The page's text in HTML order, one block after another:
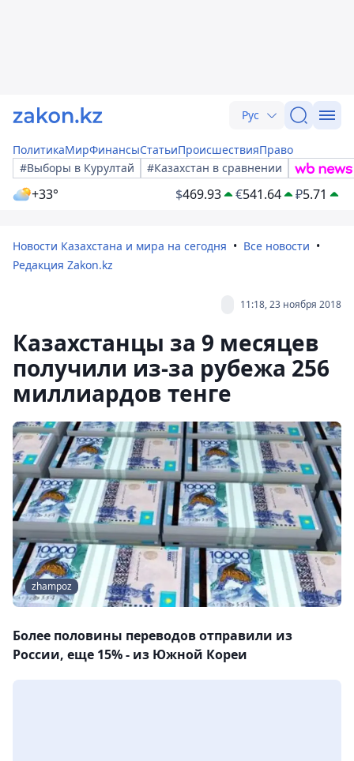
Рус
ПолитикаМирФинансыСтатьиПроисшествияПраво
#Выборы в Курултай
#Казахстан в сравнении
+33° $469.93 €541.64 ₽5.71
Новости Казахстана и мира на сегодня
Все новости
Редакция Zakon.kz
11:18, 23 ноября 2018
Казахстанцы за 9 месяцев
получили из-за рубежа 256
миллиардов тенге
zhampoz
Более половины переводов отправили из
России, еще 15% - из Южной Кореи